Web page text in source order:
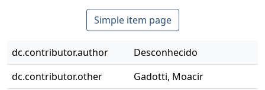
Simple item page
dc.contributor.author
Desconhecido
dc.contributor.other
Gadotti, Moacir